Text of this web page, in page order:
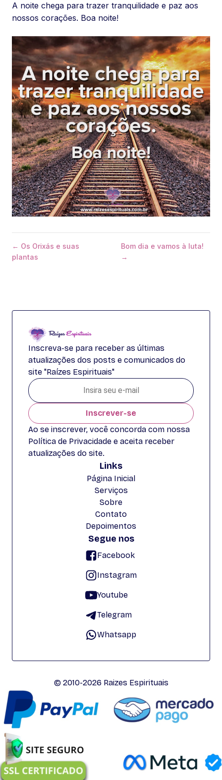
A noite chega para trazer tranquilidade e paz aos
nossos corações. Boa noite!
← Os Orixás e suas
plantas
Bom dia e vamos à luta!
→
Inscreva-se para receber as últimas
atualizações dos posts e comunicados do
site "Raízes Espirituais"
Inscrever-se
Ao se inscrever, você concorda com nossa
Política de Privacidade e aceita receber
atualizações do site.
Links
Página Inicial
Serviços
Sobre
Contato
Depoimentos
Segue nos
Facebook
Instagram
Youtube
Telegram
Whatsapp
© 2010-2026 Raizes Espirituais